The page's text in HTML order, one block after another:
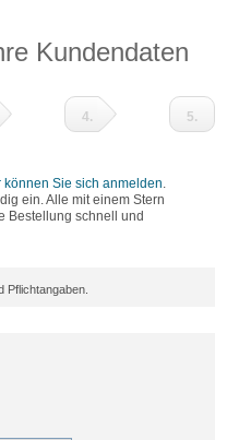
Kundendaten
4.
und
Bestellen
5.
können Sie sich anmelden.
ein. Alle mit einem Stern
Bestellung schnell und
Pflichtangaben.